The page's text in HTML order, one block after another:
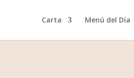
Carta Menú del Día